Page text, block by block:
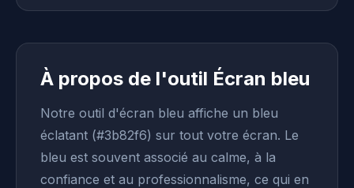
À propos de l'outil Écran bleu
Notre outil d'écran bleu affiche un bleu
éclatant (#3b82f6) sur tout votre écran. Le
bleu est souvent associé au calme, à la
confiance et au professionnalisme, ce qui en